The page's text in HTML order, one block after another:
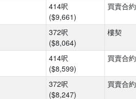
414呎
($9,661)
買賣合約
372呎
($8,064)
樓契
414呎
($8,599)
買賣合約
372呎
($8,247)
買賣合約